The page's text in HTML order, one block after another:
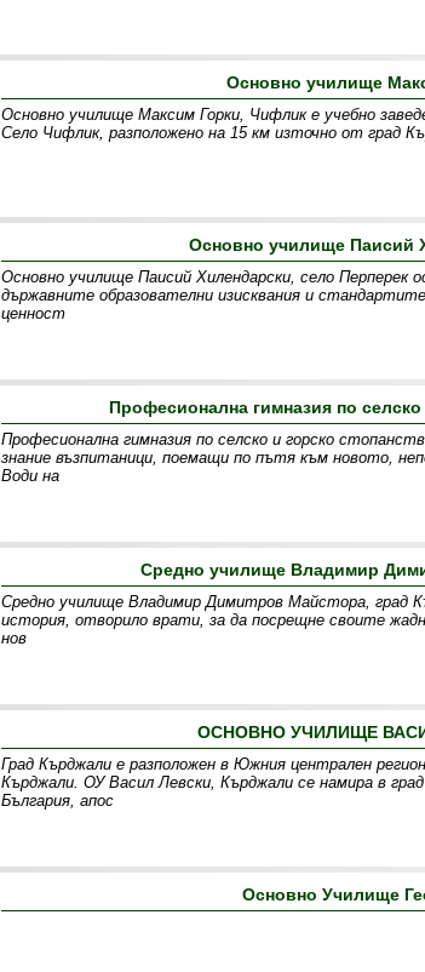
Основно училище
Основно училище Максим Горки, Чифлик е учебно
Село Чифлик, разположено на 15 км източно от град
Основно училище Паисий
Основно училище Паисий Хилендарски, село Перперек
държавните образователни изисквания и
ценност
Професионална гимназия по
Професионална гимназия по селско и горско
знание възпитаници, поемащи по пътя към новото,
Води на
Средно училище Владимир
Средно училище Владимир Димитров Майстора, град
история, отворило врати, за да посрещне своите
нов
ОСНОВНО УЧИЛИЩЕ
Град Кърджали е разположен в Южния централен
Кърджали. ОУ Васил Левски, Кърджали се намира в
България, апос
Основно Училище